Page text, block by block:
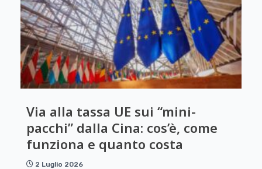
Via alla tassa UE sui “mini-
pacchi” dalla Cina: cos’è, come
funziona e quanto costa
2 Luglio 2026